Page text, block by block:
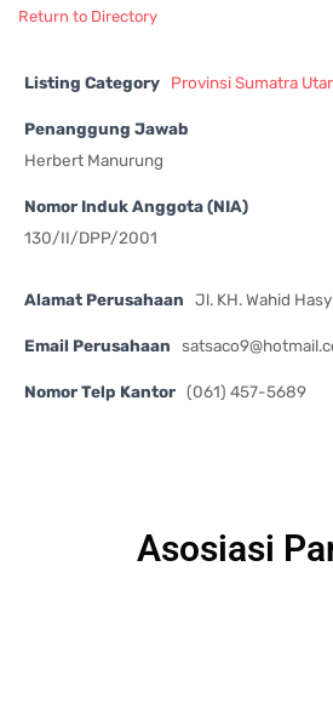
Return to Directory
Listing Category Provinsi Sumatra
Penanggung Jawab
Herbert Manurung
Nomor Induk Anggota (NIA)
130/II/DPP/2001
Alamat Perusahaan Jl. KH. Wahid
Email Perusahaan
Nomor Telp Kantor (061) 457-5689
Asosiasi